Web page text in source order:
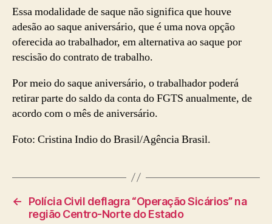
Essa modalidade de saque não significa que houve
adesão ao saque aniversário, que é uma nova opção
oferecida ao trabalhador, em alternativa ao saque por
rescisão do contrato de trabalho.
Por meio do saque aniversário, o trabalhador poderá
retirar parte do saldo da conta do FGTS anualmente, de
acordo com o mês de aniversário.
Foto: Cristina Indio do Brasil/Agência Brasil.
←
Polícia Civil deflagra “Operação Sicários” na
região Centro-Norte do Estado